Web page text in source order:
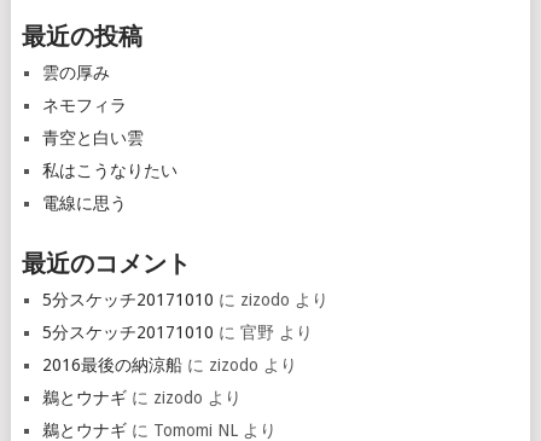
最近の投稿
雲の厚み
ネモフィラ
青空と白い雲
私はこうなりたい
電線に思う
最近のコメント
5分スケッチ20171010 に zizodo より
5分スケッチ20171010 に 官野 より
2016最後の納涼船に zizodo より
鵜とウナギに zizodo より
鵜とウナギに Tomomi NLより